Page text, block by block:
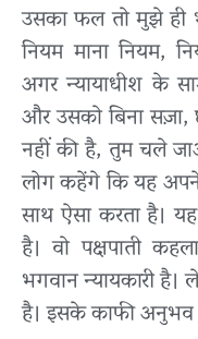
उसका फल तो मुझे ही
नियम माना नियम,
अगर न्यायाधीश के
और उसको बिना सज़ा,
नहीं की है, तुम चले
लोग कहेंगे कि यह
साथ ऐसा करता है।
है। वो पक्षपाती
भगवान न्यायकारी
है। इसके काफी अनुभव